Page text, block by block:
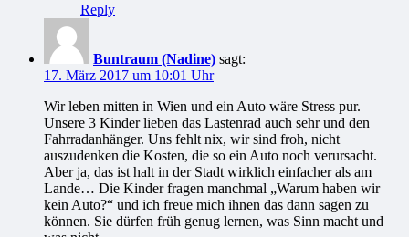
Reply
Buntraum (Nadine) sagt:
17. März 2017 um 10:01 Uhr
Wir leben mitten in Wien und ein Auto wäre Stress pur.
Unsere 3 Kinder lieben das Lastenrad auch sehr und den
Fahrradanhänger. Uns fehlt nix, wir sind froh, nicht
auszudenken die Kosten, die so ein Auto noch verursacht.
Aber ja, das ist halt in der Stadt wirklich einfacher als am
Lande… Die Kinder fragen manchmal „Warum haben wir
kein Auto?“ und ich freue mich ihnen das dann sagen zu
können. Sie dürfen früh genug lernen, was Sinn macht und